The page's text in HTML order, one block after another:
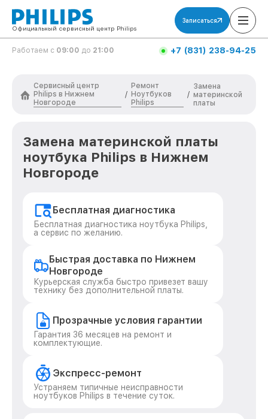
Официальный сервисный центр Philips
Записаться
Работаем с 09:00 до 21:00 +7 (831) 238-94-25
Сервисный центр
Philips в Нижнем
Новгороде
/
Ремонт
Ноутбуков
Philips
/
Замена
материнской
платы
Замена материнской платы
ноутбука Philips в Нижнем
Новгороде
Бесплатная диагностика
Бесплатная диагностика ноутбука Philips,
а сервис по желанию.
Быстрая доставка по Нижнем
Новгороде
Курьерская служба быстро привезет вашу
технику без дополнительной платы.
Прозрачные условия гарантии
Гарантия 36 месяцев на ремонт и
комплектующие.
Экспресс-ремонт
Устраняем типичные неисправности
ноутбуков Philips в течение суток.